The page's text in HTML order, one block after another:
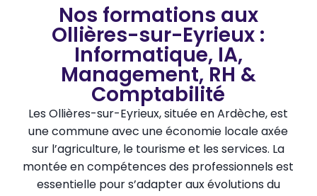
Nos formations aux
Ollières-sur-Eyrieux :
Informatique, IA,
Management, RH &
Comptabilité
Les Ollières-sur-Eyrieux, située en Ardèche, est
une commune avec une économie locale axée
sur l’agriculture, le tourisme et les services. La
montée en compétences des professionnels est
essentielle pour s’adapter aux évolutions du